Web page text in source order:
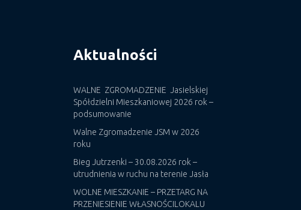
Aktualności
WALNE ZGROMADZENIE Jasielskiej
Spółdzielni Mieszkaniowej 2026 rok –
podsumowanie
Walne Zgromadzenie JSM w 2026
roku
Bieg Jutrzenki – 30.08.2026 rok –
utrudnienia w ruchu na terenie Jasła
WOLNE MIESZKANIE – PRZETARG NA
PRZENIESIENIE WŁASNOŚCILOKALU